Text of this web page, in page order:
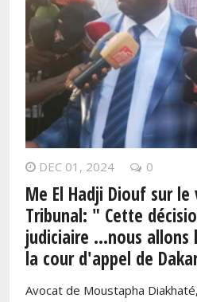
DEC 01, 2024 0
Me El Hadji Diouf sur
Tribunal: " Cette
judiciaire ...nous
la cour d'appel de
Avocat de Moustapha